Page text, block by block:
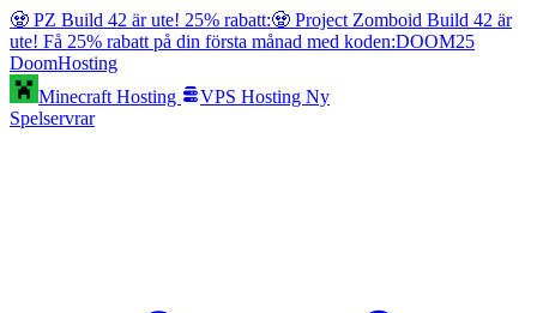
🧟 PZ Build 42 är ute! 25% rabatt:🧟 Project Zomboid Build 42 är
ute! Få 25% rabatt på din första månad med koden:DOOM25
DoomHosting
Minecraft Hosting
VPS Hosting Ny
Spelservrar